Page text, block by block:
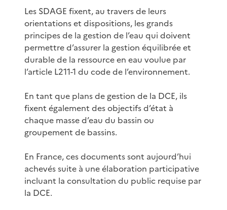
Les SDAGE fixent, au travers de leurs
orientations et dispositions, les grands
principes de la gestion de l’eau qui doivent
permettre d’assurer la gestion équilibrée et
durable de la ressource en eau voulue par
l’article L211-1 du code de l’environnement.
En tant que plans de gestion de la DCE, ils
fixent également des objectifs d’état à
chaque masse d’eau du bassin ou
groupement de bassins.
En France, ces documents sont aujourd’hui
achevés suite à une élaboration participative
incluant la consultation du public requise par
la DCE.